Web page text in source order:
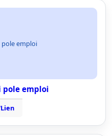
emploi
pole emploi